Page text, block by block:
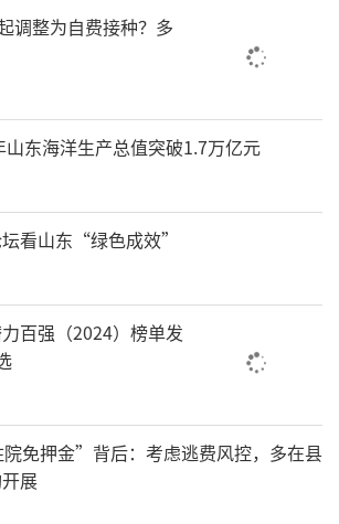
调整为自费接种？多
东海洋生产总值突破1.7万亿元
看山东“绿色成效”
百强（2024）榜单发
免押金”背后：考虑逃费风控，多在县
展